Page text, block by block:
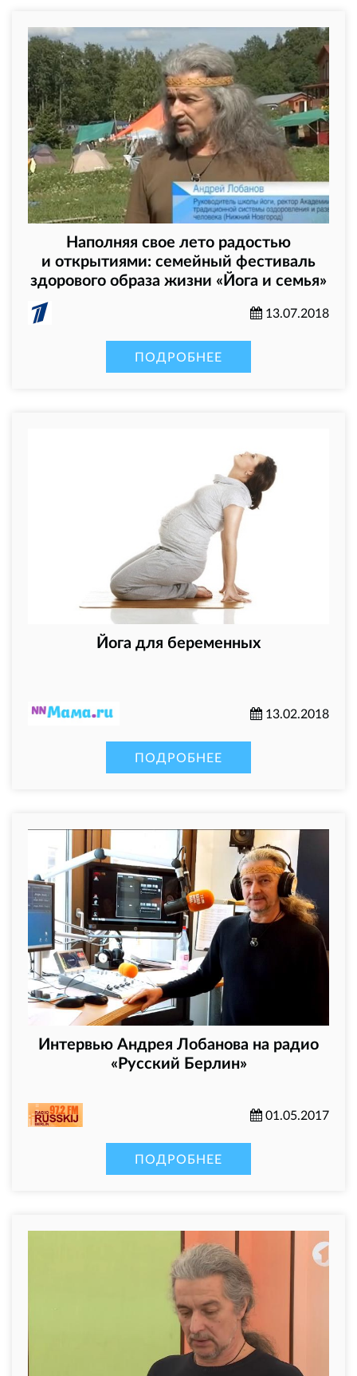
Наполняя свое лето радостью
и открытиями: семейный фестиваль
здорового образа жизни «Йога и семья»
13.07.2018
ПОДРОБНЕЕ
Йога для беременных
13.02.2018
ПОДРОБНЕЕ
Интервью Андрея Лобанова на радио
«Русский Берлин»
01.05.2017
ПОДРОБНЕЕ